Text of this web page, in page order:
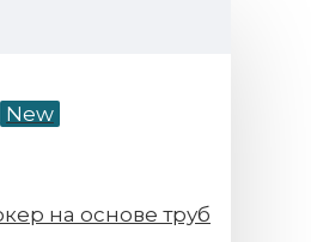
New
на основе труб